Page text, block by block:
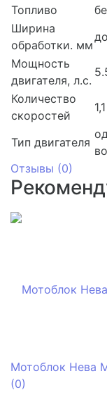
Топливо
Ширина
обработки. мм
Мощность
двигателя, л.с.
Количество
скоростей
1,1
Тип двигателя
Отзывы (0)
Мотоблок Нева
(0)